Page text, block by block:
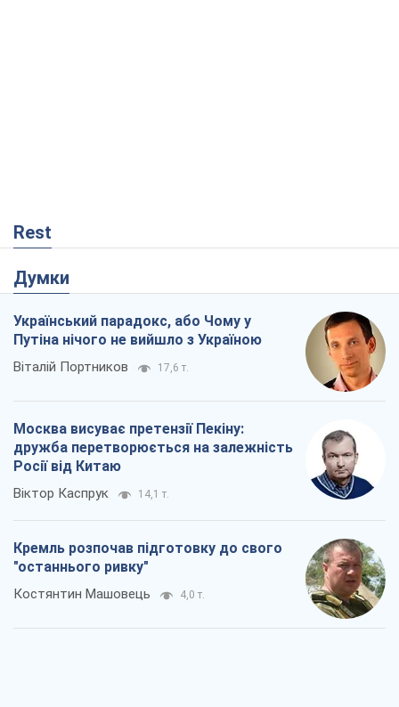
Rest
Думки
Український парадокс, або Чому у
Путіна нічого не вийшло з Україною
Віталій Портников 17,6 т.
Москва висуває претензії Пекіну:
дружба перетворюється на залежність
Росії від Китаю
Віктор Каспрук 14,1 т.
Кремль розпочав підготовку до свого
"останнього ривку"
Костянтин Машовець 4,0 т.